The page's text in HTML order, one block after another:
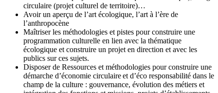
circulaire (projet culturel de territoire)…
Avoir un aperçu de l’art écologique, l’art à l’ère de
l’anthropocène
Maîtriser les méthodologies et pistes pour construire une
programmation culturelle en lien avec la thématique
écologique et construire un projet en direction et avec les
publics sur ces sujets.
Disposer de Ressources et méthodologies pour construire une
démarche d’économie circulaire et d’éco responsabilité dans le
champ de la culture : gouvernance, évolution des métiers et